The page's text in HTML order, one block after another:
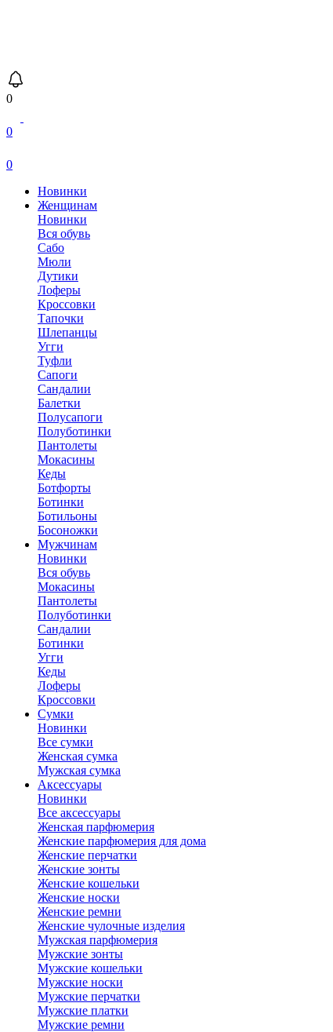
0
0
0
Новинки
Женщинам
Новинки
Вся обувь
Сабо
Мюли
Дутики
Лоферы
Кроссовки
Тапочки
Шлепанцы
Угги
Туфли
Сапоги
Сандалии
Балетки
Полусапоги
Полуботинки
Пантолеты
Мокасины
Кеды
Ботфорты
Ботинки
Ботильоны
Босоножки
Мужчинам
Новинки
Вся обувь
Мокасины
Пантолеты
Полуботинки
Сандалии
Ботинки
Угги
Кеды
Лоферы
Кроссовки
Сумки
Новинки
Все сумки
Женская сумка
Мужская сумка
Аксессуары
Новинки
Все аксессуары
Женская парфюмерия
Женские парфюмерия для дома
Женские перчатки
Женские зонты
Женские кошельки
Женские носки
Женские ремни
Женские чулочные изделия
Мужская парфюмерия
Мужские зонты
Мужские кошельки
Мужские носки
Мужские перчатки
Мужские платки
Мужские ремни